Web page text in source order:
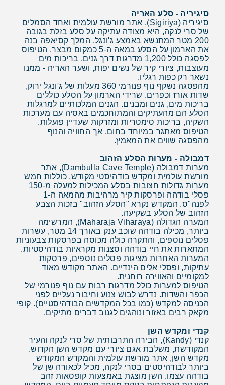
סיגיריה - סלע האריה
סיגיריה (Sigiriya), אתר מורשת עולמית ואחד הסמלים
של סרי לנקה, היא מצודה עתיקה על סלע בזלת בגובה
200 מטר המתנשא באמצע ג'ונגל. המלך קסיאפה בנה
את הארמון על הסלע במאה ה-5 כמקום מבצר. הטיפוס
לפסגה כולל 1,200 מדרגות דרך גנים, בריכות מים
מעוצבות, ציורי קיר של נשים יפות, ושער האריה - ממנו
נשאר רק כפות רגליו.
מהפסגה נשקף נוף פנורמי 360 מעלות של ג'ונגל ירוק,
שדות אורז וכפרים. שרידי הארמון על הסלע כוללים
בריכות מים, גנים ומבנים. הגנים המלכותיים למרגלות
הסלע הם מהעתיקים והמתוחכמים באסיה עם מערכות
השקיה, בריכות סימטריות ומזרקות שעדיין פועלות.
הטיפוס מאתגר במיוחד בחום, אך החוויה והנוף
מהפסגה שווים את המאמץ.
דמבולה - מערות הסלע הזהוב
מערות דמבולה (Dambulla Cave Temple), אתר
מורשת עולמית ומקדש בודהיסטי מקודש, כוללות חמש
מערות גדולות חצובות בסלע המכילות למעלה מ-150
פסלי בודהה ופרסקות קיר מרהיבות מהמאה ה-1
לפנה"ס. המקדש נקרא "הסלע הזהוב" בזכות הצבע
הזהוב של הסלע בשקיעה.
המערה הגדולה (Maharaja Viharaya), המרשימה
ביותר, מכילה בודהה שוכב ענק באורך 14 מטר, עשרות
פסלים נוספים, והתקרה כולה מכוסה בפרסקות צבעוניות
המתארות את חיי בודהה וסצנות מקראיות בודהיסטיות.
המערות האחרות מציגות פסלים נוספים, פרסקות
עתיקות, ופסלי אלים הינדיים. האתר מקודש מאוד
למקומיים והאווירה רוחנית.
הטיפוס למערות כולל מדרגות רבות עם נוף פנורמי של
הכפר והשדות. נדרש לבוש צנוע וחיבור נעליים לפני
הכניסה למקדש (כמו בכל המקדשים הבודהיסטיים). קופי
מקאק רבים באזור ונוהגים לגנוב דברים מתיקים.
קנדי ומקדש השן
קנדי (Kandy), הבירה התרבותית של סרי לנקה והעיר
המקודשת, משלבת אגם ציורי עם מקדש השן הקדוש.
מקדש השן, אתר מורשת עולמית והמקדש המקודש
ביותר לבודהיסטים בסרי לנקה, מכיל לכאורה שן של
בודהה עצמו. השן מוצגת באמצעות קופסאות זהב